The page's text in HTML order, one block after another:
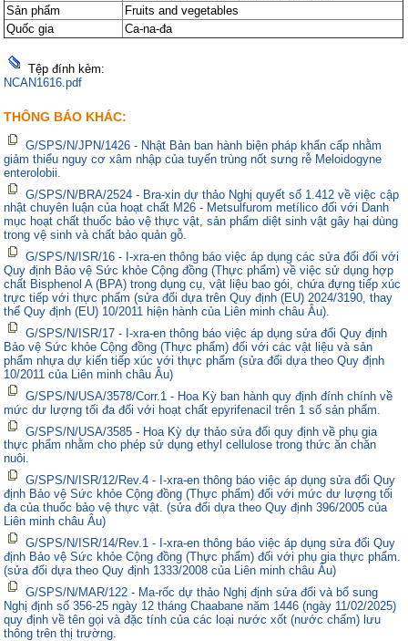
Sản phẩm
Fruits and vegetables
Quốc gia
Ca-na-đa
Tệp đính kèm:
NCAN1616.pdf
THÔNG BÁO KHÁC:
G/SPS/N/JPN/1426 - Nhật Bản ban hành biện pháp khẩn cấp nhằm
giảm thiểu nguy cơ xâm nhập của tuyến trùng nốt sưng rễ Meloidogyne
enterolobii.
G/SPS/N/BRA/2524 - Bra-xin dự thảo Nghị quyết số 1.412 về việc cập
nhật chuyên luận của hoạt chất M26 - Metsulfurom metílico đối với Danh
mục hoạt chất thuốc bảo vệ thực vật, sản phẩm diệt sinh vật gây hại dùng
trong vệ sinh và chất bảo quản gỗ.
G/SPS/N/ISR/16 - I-xra-en thông báo việc áp dụng các sửa đổi đối với
Quy định Bảo vệ Sức khỏe Cộng đồng (Thực phẩm) về việc sử dụng hợp
chất Bisphenol A (BPA) trong dụng cụ, vật liệu bao gói, chứa đựng tiếp xúc
trực tiếp với thực phẩm (sửa đổi dựa trên Quy định (EU) 2024/3190, thay
thế Quy định (EU) 10/2011 hiện hành của Liên minh châu Âu).
G/SPS/N/ISR/17 - I-xra-en thông báo việc áp dụng sửa đổi Quy định
Bảo vệ Sức khỏe Cộng đồng (Thực phẩm) đối với các vật liệu và sản
phẩm nhựa dự kiến tiếp xúc với thực phẩm (sửa đổi dựa theo Quy định
10/2011 của Liên minh châu Âu)
G/SPS/N/USA/3578/Corr.1 - Hoa Kỳ ban hành quy định đính chính về
mức dư lượng tối đa đối với hoạt chất epyrifenacil trên 1 số sản phẩm.
G/SPS/N/USA/3585 - Hoa Kỳ dự thảo sửa đổi quy định về phụ gia
thực phẩm nhằm cho phép sử dụng ethyl cellulose trong thức ăn chăn
nuôi.
G/SPS/N/ISR/12/Rev.4 - I-xra-en thông báo việc áp dụng sửa đổi Quy
định Bảo vệ Sức khỏe Cộng đồng (Thực phẩm) đối với mức dư lượng tối
đa của thuốc bảo vệ thực vật. (sửa đổi dựa theo Quy định 396/2005 của
Liên minh châu Âu)
G/SPS/N/ISR/14/Rev.1 - I-xra-en thông báo việc áp dụng sửa đổi Quy
định Bảo vệ Sức khỏe Cộng đồng (Thực phẩm) đối với phụ gia thực phẩm.
(sửa đổi dựa theo Quy định 1333/2008 của Liên minh châu Âu)
G/SPS/N/MAR/122 - Ma-rốc dự thảo Nghị định sửa đổi và bổ sung
Nghị định số 356-25 ngày 12 tháng Chaabane năm 1446 (ngày 11/02/2025)
quy định về tên gọi và đặc tính của các loại nước xốt (nước chấm) lưu
thông trên thị trường.